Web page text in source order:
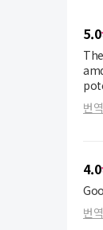
5.0
The
amd
번
4.0
번